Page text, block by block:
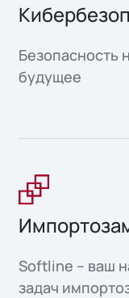
Безопасность
будущее
Softline – ваш
задач